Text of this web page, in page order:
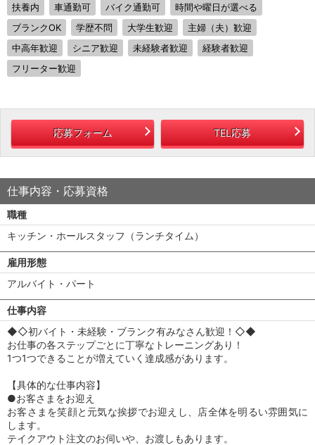
扶養内
車通勤可 バイク通勤可
時間や曜日が選べる
ブランクOK
学歴不問 大学生歓迎
主婦（夫）歓迎
中高年歓迎
シニア歓迎 未経験者歓迎
経験者歓迎
フリーター歓迎
応募フォーム TEL応募
仕事内容・応募資格
職種
キッチン・ホールスタッフ（ランチタイム）
雇用形態
アルバイト・パート
仕事内容
◆◇初バイト・未経験・ブランク有みなさん歓迎！◇◆
お仕事の各ステップごとに丁寧なトレーニングあり！
1つ1つできることが増えていく達成感があります。
【具体的な仕事内容】
●お客さまをお迎え
お客さまを笑顔と元気な挨拶でお迎えし、店全体を明るい雰囲気に
します。
テイクアウト注文のお伺いや、お渡しもあります。